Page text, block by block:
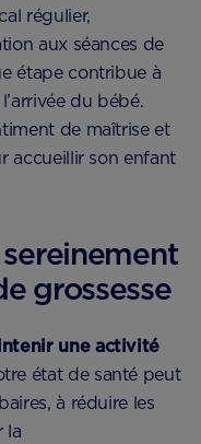
régulier,
aux séances de
étape contribue à
du bébé.
de maîtrise et
accueillir son enfant
grossesse
une activité
état de santé peut
à réduire les
la